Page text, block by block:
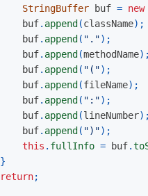
StringBuffer
buf = new
buf. append (className);
buf. append ( ".");
buf. append (methodName
buf. append ( "(");
buf. append (fileName);
buf. append ( ":");
buf. append (lineNumber
buf. append ( ")");
this . fullInfo = buf.
}
return;